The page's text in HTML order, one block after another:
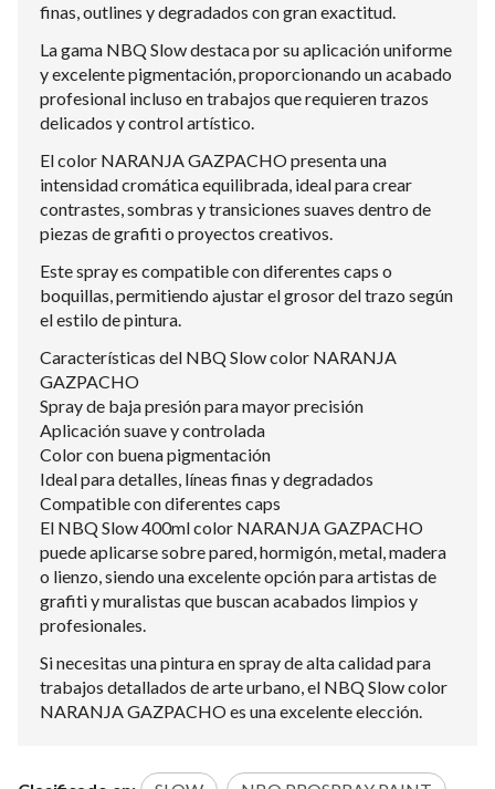
finas, outlines y degradados con gran exactitud.
La gama NBQ Slow destaca por su aplicación uniforme
y excelente pigmentación, proporcionando un acabado
profesional incluso en trabajos que requieren trazos
delicados y control artístico.
El color NARANJA GAZPACHO presenta una
intensidad cromática equilibrada, ideal para crear
contrastes, sombras y transiciones suaves dentro de
piezas de grafiti o proyectos creativos.
Este spray es compatible con diferentes caps o
boquillas, permitiendo ajustar el grosor del trazo según
el estilo de pintura.
Características del NBQ Slow color NARANJA
GAZPACHO
Spray de baja presión para mayor precisión
Aplicación suave y controlada
Color con buena pigmentación
Ideal para detalles, líneas finas y degradados
Compatible con diferentes caps
El NBQ Slow 400ml color NARANJA GAZPACHO
puede aplicarse sobre pared, hormigón, metal, madera
o lienzo, siendo una excelente opción para artistas de
grafiti y muralistas que buscan acabados limpios y
profesionales.
Si necesitas una pintura en spray de alta calidad para
trabajos detallados de arte urbano, el NBQ Slow color
NARANJA GAZPACHO es una excelente elección.